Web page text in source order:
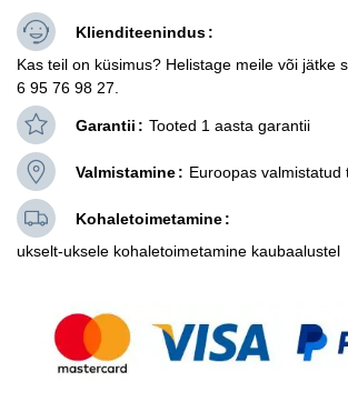
Klienditeenindus
Kas teil on küsimus? Helistage meile või jätke
6 95 76 98 27.
Garantii Tooted 1 aasta garantii
Valmistamine Euroopas valmistatud
Kohaletoimetamine
ukselt-uksele kohaletoimetamine kaubaalustel